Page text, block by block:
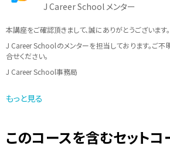
J Career School メンター
本講座をご確認頂きまして、誠にありがとうございます。
J Career Schoolのメンターを担当しております。ご不
合せください。
J Career School事務局
受付時間 10：00〜17：00（土日祝日、夏季休暇、年末
もっと見る
このコースを含むセットコ